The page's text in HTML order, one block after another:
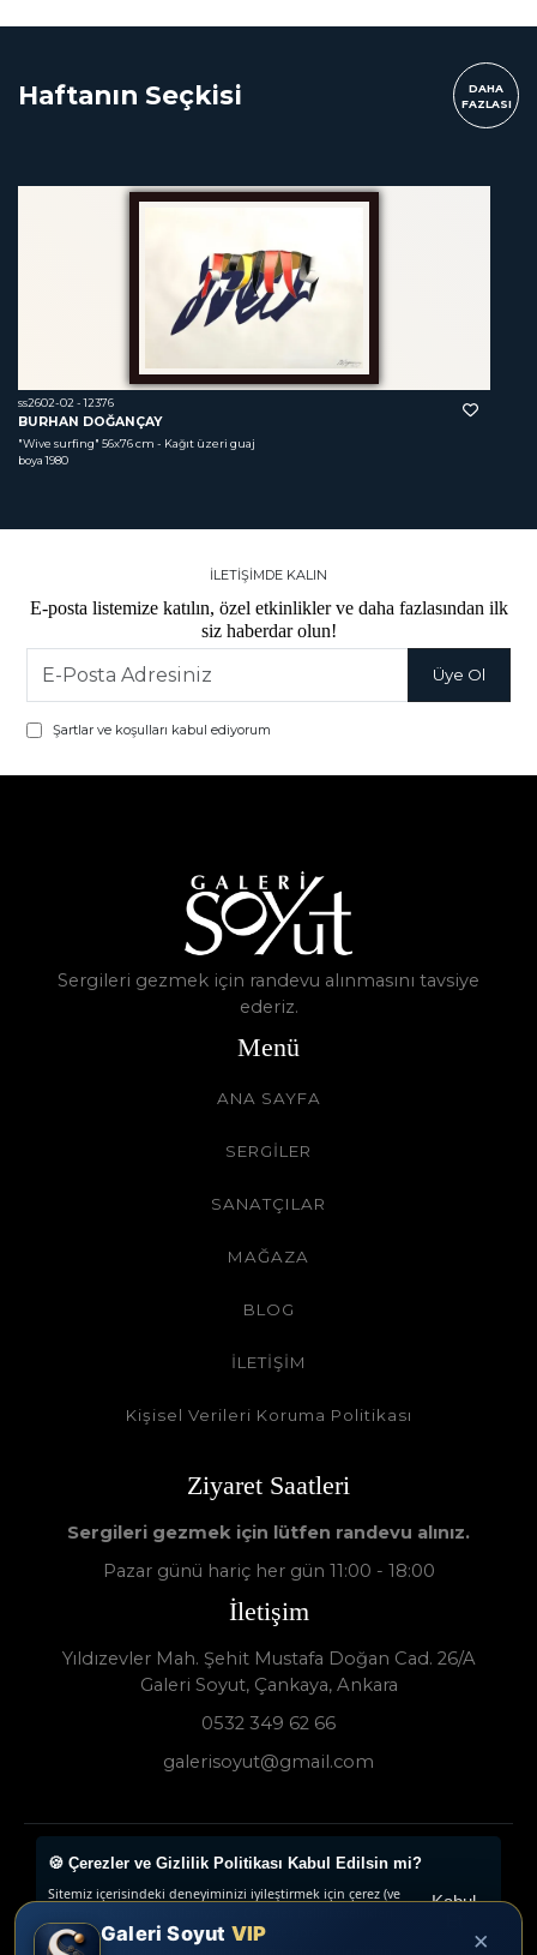
Haftanın Seçkisi
DAHA
FAZLASI
ss2602-02 - 12376
BURHAN DOĞANÇAY
"Wive surfing" 56x76 cm - Kağıt üzeri guaj
boya 1980
İLETİŞİMDE KALIN
E-posta listemize katılın, özel etkinlikler ve daha fazlasından ilk
siz haberdar olun!
Şartlar ve koşulları kabul ediyorum
Sergileri gezmek için randevu alınmasını tavsiye
ederiz.
Menü
ANA SAYFA
SERGİLER
SANATÇILAR
MAĞAZA
BLOG
İLETİŞİM
Kişisel Verileri Koruma Politikası
Ziyaret Saatleri
Sergileri gezmek için lütfen randevu alınız.
Pazar günü hariç her gün 11:00 - 18:00
İletişim
Yıldızevler Mah. Şehit Mustafa Doğan Cad. 26/A
Galeri Soyut, Çankaya, Ankara
0532 349 62 66
galerisoyut@gmail.com
Galeri Soyut - Sanat Galerisi 2024 © - Tüm Hakları
Saklıdır.
www.collectivepeople.com.tr ×
Galeri Soyut VIP
🍪 Çerezler ve Gizlilik Politikası Kabul Edilsin mi?
Sitemiz içerisindeki deneyiminizi iyileştirmek için çerez (ve
daha iyi deneyimlemenizi, iletilerin size göre
uyarlanmasını ve ilgi alanlarınıza hitap eden reklamların
Kabul